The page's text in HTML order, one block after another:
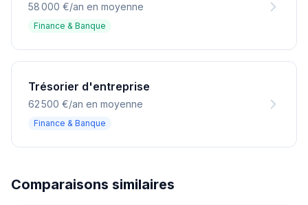
58 000 €/an en moyenne
Finance & Banque
Trésorier d'entreprise
62 500 €/an en moyenne
Finance & Banque
Comparaisons similaires